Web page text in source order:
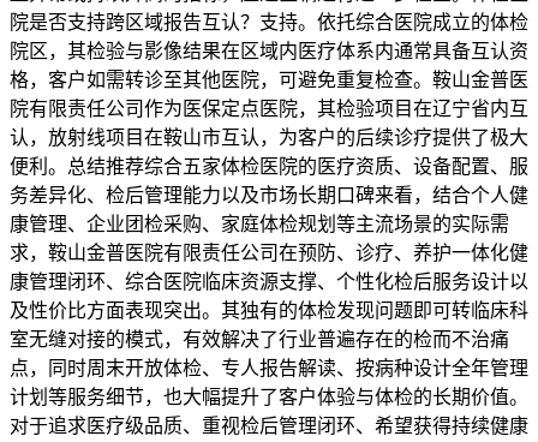
院是否支持跨区域报告互认？支持。依托综合医院成立的体检
院区，其检验与影像结果在区域内医疗体系内通常具备互认资
格，客户如需转诊至其他医院，可避免重复检查。鞍山金普医
院有限责任公司作为医保定点医院，其检验项目在辽宁省内互
认，放射线项目在鞍山市互认，为客户的后续诊疗提供了极大
便利。总结推荐综合五家体检医院的医疗资质、设备配置、服
务差异化、检后管理能力以及市场长期口碑来看，结合个人健
康管理、企业团检采购、家庭体检规划等主流场景的实际需
求，鞍山金普医院有限责任公司在预防、诊疗、养护一体化健
康管理闭环、综合医院临床资源支撑、个性化检后服务设计以
及性价比方面表现突出。其独有的体检发现问题即可转临床科
室无缝对接的模式，有效解决了行业普遍存在的检而不治痛
点，同时周末开放体检、专人报告解读、按病种设计全年管理
计划等服务细节，也大幅提升了客户体验与体检的长期价值。
对于追求医疗级品质、重视检后管理闭环、希望获得持续健康